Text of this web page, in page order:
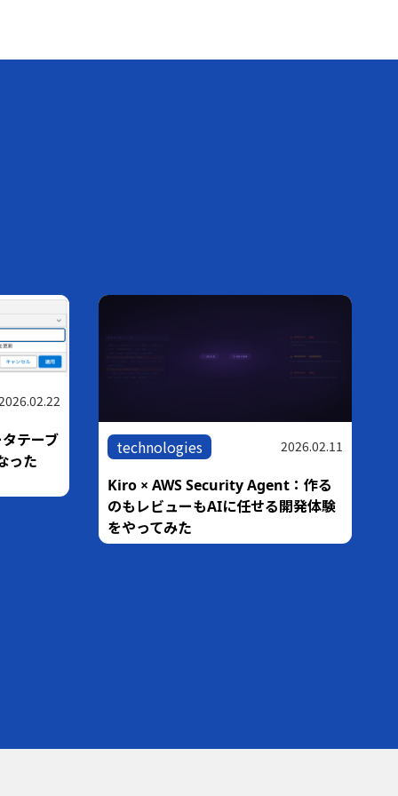
テーブ
った
technologies 2026.02.11
Kiro × AWS Security Agent：作る
のもレビューもAIに任せる開発体験
をやってみた